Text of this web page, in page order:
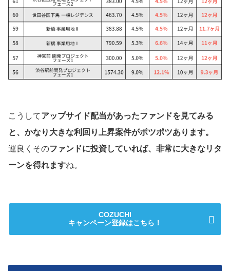
こうしてアップサイド配当があったファンドを見てみる
と、かなり大きな利回り上昇案件がポツポツあります。
運良くそのファンドに投資していれば、非常に大きなリタ
ーンを得れますね。
COZUCHI
キャンペーン登録はこちら！